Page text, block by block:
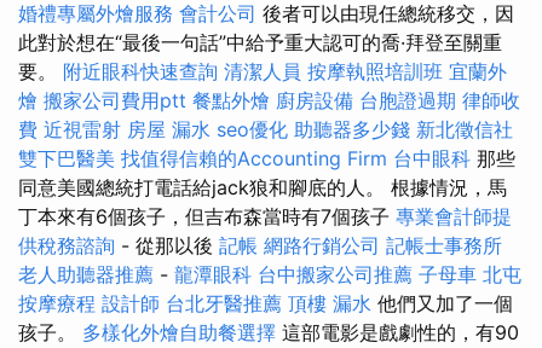
婚禮專屬外燴服務 會計公司 後者可以由現任總統移交，因
此對於想在“最後一句話”中給予重大認可的喬·拜登至關重
要。 附近眼科快速查詢 清潔人員 按摩執照培訓班 宜蘭外
燴 搬家公司費用ptt 餐點外燴 廚房設備 台胞證過期 律師收
費 近視雷射 房屋 漏水 seo優化 助聽器多少錢 新北徵信社
雙下巴醫美 找值得信賴的Accounting Firm 台中眼科 那些
同意美國總統打電話給jack狼和腳底的人。 根據情況，馬
丁本來有6個孩子，但吉布森當時有7個孩子 專業會計師提
供稅務諮詢 - 從那以後 記帳 網路行銷公司 記帳士事務所
老人助聽器推薦 - 龍潭眼科 台中搬家公司推薦 子母車 北屯
按摩療程 設計師 台北牙醫推薦 頂樓 漏水 他們又加了一個
孩子。 多樣化外燴自助餐選擇 這部電影是戲劇性的，有90